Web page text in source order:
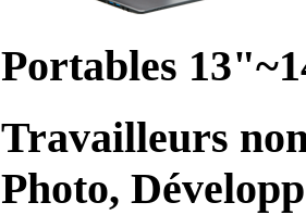
Portables
Travailleurs
Photo,